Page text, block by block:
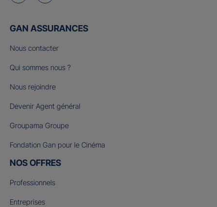
GAN ASSURANCES
Nous contacter
Qui sommes nous ?
Nous rejoindre
Devenir Agent général
Groupama Groupe
Fondation Gan pour le Cinéma
NOS OFFRES
Professionnels
Entreprises